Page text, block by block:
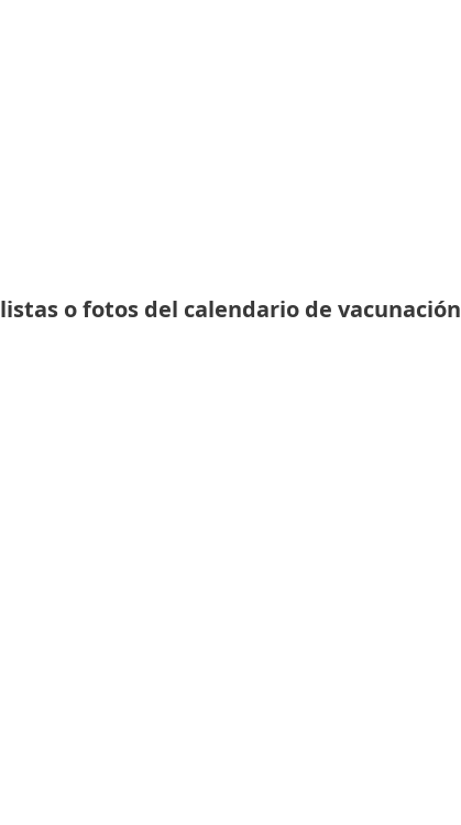
o fotos del calendario de vacunación